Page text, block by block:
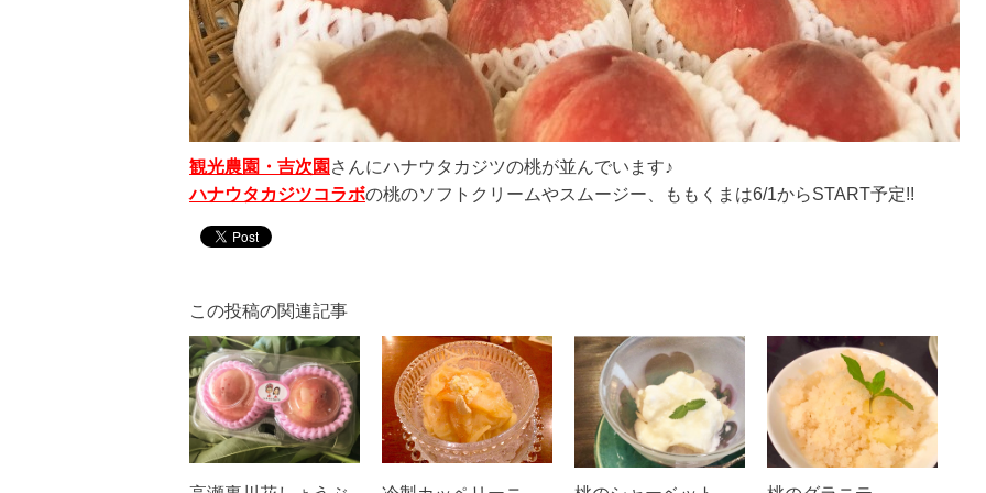
観光農園・吉次園 さんにハナウタカジツの桃が並んでいます♪
ハナウタカジツコラボの桃のソフトクリームやスムージー、ももくまは6/1からSTART予定!!
この投稿の関連記事